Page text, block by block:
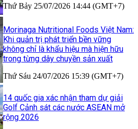
Thứ Bảy 25/07/2026 14:44 (GMT+7)
Morinaga Nutritional Foods Việt Nam:
Khi quản trị phát triển bền vững
không chỉ là khẩu hiệu mà hiện hữu
trong từng dây chuyền sản xuất
Thứ Sáu 24/07/2026 15:39 (GMT+7)
14 quốc gia xác nhận tham dự giải
Golf Cảnh sát các nước ASEAN mở
rộng 2026